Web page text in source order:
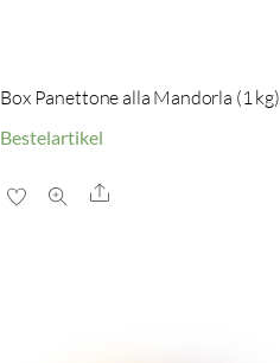
Box Panettone alla Mandorla (1 kg)
Bestelartikel
Share